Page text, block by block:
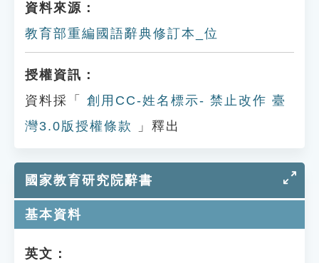
資料來源：
教育部重編國語辭典修訂本_位
授權資訊：
資料採「
創用CC-姓名標示- 禁止改作 臺
灣3.0版授權條款
」釋出
國家教育研究院辭書
基本資料
英文：